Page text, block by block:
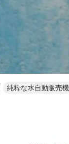
純粋な水自動販売機